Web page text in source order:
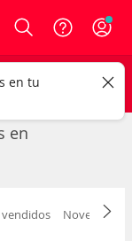
Login
CAMBIAR
en
vendidos Novedad
en tu